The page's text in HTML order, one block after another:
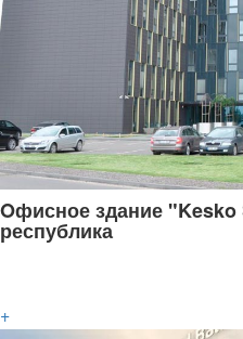
Oфисное здание
республика
+